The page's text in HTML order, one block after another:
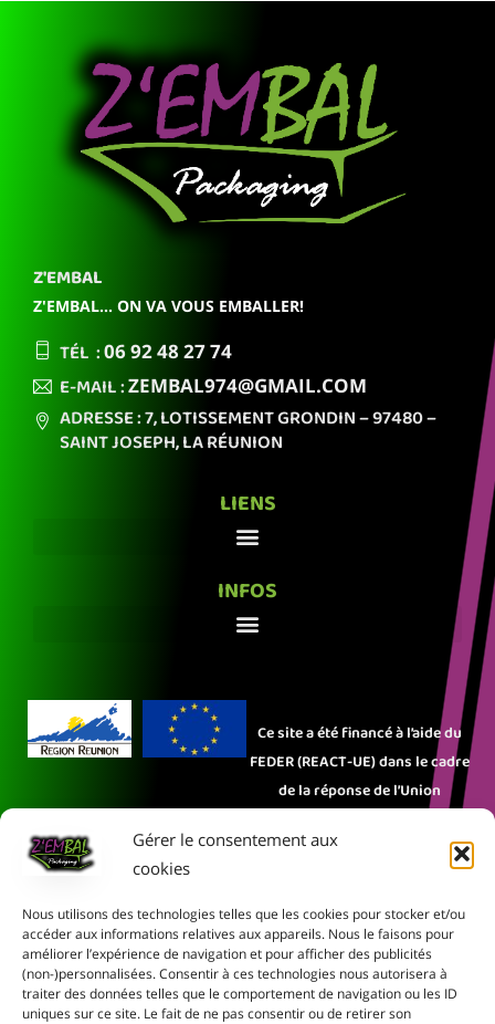
Gérer le consentement aux
cookies
Nous utilisons des technologies telles que les cookies pour stocker et/ou
accéder aux informations relatives aux appareils. Nous le faisons pour
améliorer l’expérience de navigation et pour afficher des publicités
(non-)personnalisées. Consentir à ces technologies nous autorisera à
traiter des données telles que le comportement de navigation ou les ID
uniques sur ce site. Le fait de ne pas consentir ou de retirer son
Z'EMBAL
Z'EMBAL... ON VA VOUS EMBALLER!
TÉL :06 9248 27 74
E-MAIL :ZEMBAL974@GMAIL.COM
ADRESSE : 7, LOTISSEMENT GRONDIN– 97480 –
SAINT JOSEPH,LA RÉUNION
LIENS
INFOS
Ce site a été financé à l’aide du
FEDER (REACT-UE) dans le cadre
de la réponse de l’Union
COVID-19. L’Europe s’engage à La
Rejoignez-nous sur les réseaux sociaux :
© 2026 Z’EMBAL – ON VA